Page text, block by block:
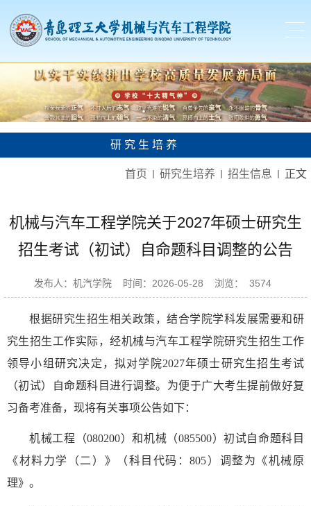
研究生培养
首页 研究生培养 招生信息 正文
机械与汽车工程学院关于2027年硕士研究生
招生考试（初试）自命题科目调整的公告
发布人：机汽学院 时间：2026-05-28 浏览： 3574
根据研究生招生相关政策，结合学院学科发展需要和研
究生招生工作实际，经机械与汽车工程学院研究生招生工作
领导小组研究决定，拟对学院2027年硕士研究生招生考试
（初试）自命题科目进行调整。为便于广大考生提前做好复
习备考准备，现将有关事项公告如下：
机械工程（080200）和机械（085500）初试自命题科目
《材料力学（二）》（科目代码：805）调整为《机械原
理》。